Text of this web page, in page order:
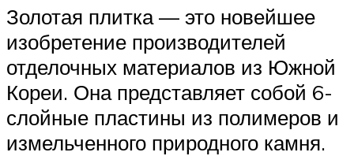
Золотая плитка — это новейшее
изобретение производителей
отделочных материалов из Южной
Кореи. Она представляет собой 6-
слойные пластины из полимеров и
измельченного природного камня.